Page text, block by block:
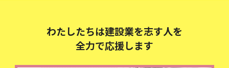
わたしたちは建設業を志す人を
全力で応援します